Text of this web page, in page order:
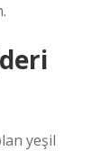
yeşil